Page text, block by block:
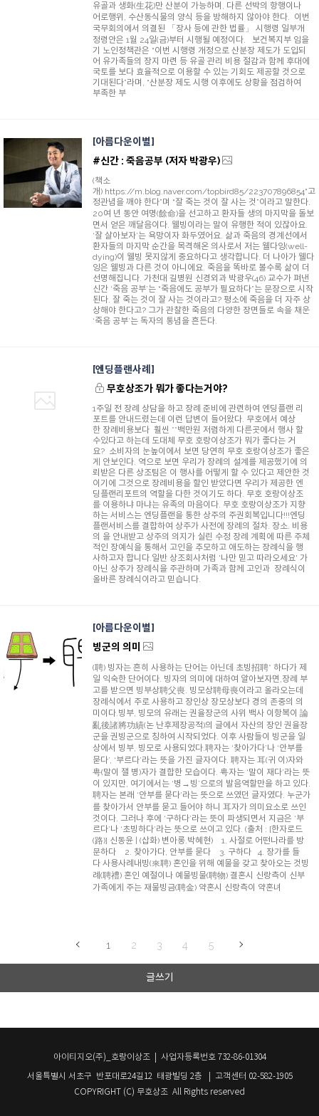
유골과 생화(生花)만 산분이 가능하며, 다른 선박의 항행이나
어로행위, 수산동식물의 양식 등을 방해하지 않아야 한다. 이번
국무회의에서 의결된 「장사 등에 관한 법률」 시행령 일부개
정령안은 1월 24일(금)부터 시행될 예정이다. 보건복지부 임을
기 노인정책관은 “이번 시행령 개정으로 산분장 제도가 도입되
어 유가족들의 장지 마련 등 유골 관리 비용 절감과 함께 후대에
국토를 보다 효율적으로 이용할 수 있는 기회도 제공할 것으로
기대된다”라며, “산분장 제도 시행 이후에도 상황을 점검하여
부족한 부
아름다운이별
#신간 : 죽음공부 (저자 박광우)
(책소
개) https://m.blog.naver.com/topbird85/223707896854“고
정관념을 깨야 한다”며 “잘 죽는 것이 잘 사는 것”이라고 말한다.
20여 년 동안 여명(餘命)을 선고하고 환자들 생의 마지막을 돌보
면서 얻은 깨달음이다. 웰빙이라는 말이 유행한 적이 있잖아요.
‘잘 살아보자’는 욕망이자 화두였어요. 삶과 죽음의 경계선에서
환자들의 마지막 순간을 목격해온 의사로서 저는 웰다잉(well-
dying)이 웰빙 못지않게 중요하다고 생각합니다. 더 나아가 웰다
잉은 웰빙과 다른 것이 아니에요. 죽음을 똑바로 볼수록 삶이 더
선명해집니다. 가천대 길병원 신경외과 박광우(46) 교수가 펴낸
신간 ‘죽음 공부’는 “죽음에도 공부가 필요하다”는 문장으로 시작
된다. 잘 죽는 것이 잘 사는 것이라고? 평소에 죽음을 더 자주 상
상해야 한다고? 그가 관찰한 죽음의 다양한 장면들로 속을 채운
‘죽음 공부’는 독자의 통념을 흔든다.
엔딩플랜사례
무호상조가 뭐가 좋다는거야?
1주일 전 장례 상담을 하고 장례 준비에 관련하여 엔딩플랜 리
포트를 안내드렸는데 이런 답변이 들어왔다. 무호에서 예상
한 장례비용보다 훨씬 **백만원 저렴하게 다른곳에서 행사 할
수있다고 하는데 도대체 무호 호랑이상조가 뭐가 좋다는 거
요? 소비자의 눈높이에서 보면 당연히 무호 호랑이상조가 좋은
게 안보인다. 역으로 보면 우리가 장례의 설계를 제공했기에 의
뢰받은 다른 상조팀은 이 행사를 어떻게 할 수 있다고 제안한 것
이기에 그것으로 장례비용을 할인 받았다면 우리가 제공한 엔
딩플랜리포트의 역할을 다한 것이기도 하다. 무호 호랑이상조
를 이용하냐 마냐는 유족의 마음이다. 무호 호랑이상조가 지향
하는 서비스는 엔딩플랜을 통한 상주의 주권회복입니다!!!엔딩
플랜서비스를 결합하여 상주가 사전에 장례의 절차. 장소. 비용
의 을 안내받고 상주의 의지가 실린 수정 장례 계획에 따른 주체
적인 장예식을 통해서 고인을 추모하고 애도하는 장례식을 행
사하고자 합니다.일반 상조회사처럼 '나만 믿고 따라오세요' 가
아닌 상주가 장례식을 주관하며 가족과 함께 고인과 장례식이
올바른 장례식이라고 믿습니다.
아름다운이별
빙군의 의미
(聘) 빙자는 흔히 사용하는 단어는 아닌데 초빙招聘* 하다가 제
일 익숙한 단어이다. 빙자의 의미에 대하여 알아보자면,장례 부
고를 받으면 빙부상聘父喪. 빙모상聘母喪이라고 올라오는데
장례식에서 주로 사용하고 장인상 장모상보다 경의 존중의 의
미이다.빙부, 빙모의 유래는 권율장군의 사위 백사 이항복이 論
亂後諸將功績(논 난후제장공적)의 글에서 자산의 장인 권율장
군을 권빙군으로 칭하여 시작되었다. 이후 사람들이 빙군을 일
상에서 빙부, 빙모로 사용되었다.聘자는 ‘찾아가다’나 ‘안부를
묻다’, ‘부르다’라는 뜻을 가진 글자이다. 聘자는 耳(귀 이)자와
甹(말이 잴 병)자가 결합한 모습이다. 甹자는 ‘말이 재다’라는 뜻
이 있지만, 여기에서는 ‘병→빙’으로의 발음역할만을 하고 있다.
聘자는 본래 ‘안부를 묻다’라는 뜻으로 쓰였던 글자였다. 누군가
를 찾아가서 안부를 묻고 들어야 하니 耳자가 의미요소로 쓰인
것이다. 그러나 후에 ‘구하다’라는 뜻이 파생되면서 지금은 ‘부
르다’나 ‘초빙하다’라는 뜻으로 쓰이고 있다. (출처 : [한자로드
(路)] 신동윤 | (삽화) 변아롱.박혜현) 1. 사절로 어떤나라를 방
문하다 2. 찾아가다, 안부를 묻다 3. 구하다 4. 장가를 들
다 사용사례내빙(來聘) 혼인을 위해 예물을 갖고 찾아오는 것빙
례(聘禮) 혼인 예절이나 예물빙물(聘物) 결혼시 신랑측이 신부
가족에게 주는 재물빙금(聘金) 약혼시 신랑측이 약혼녀
1 2 3 4 5
글쓰기
아이티지오(주)_호랑이상조 | 사업자등록번호 732-86-01304
서울특별시 서초구 반포대로24길12 태광빌딩 2층 | 고객센터 02-582-1905
COPYRIGHT (C) 무호상조 All Rights reserved